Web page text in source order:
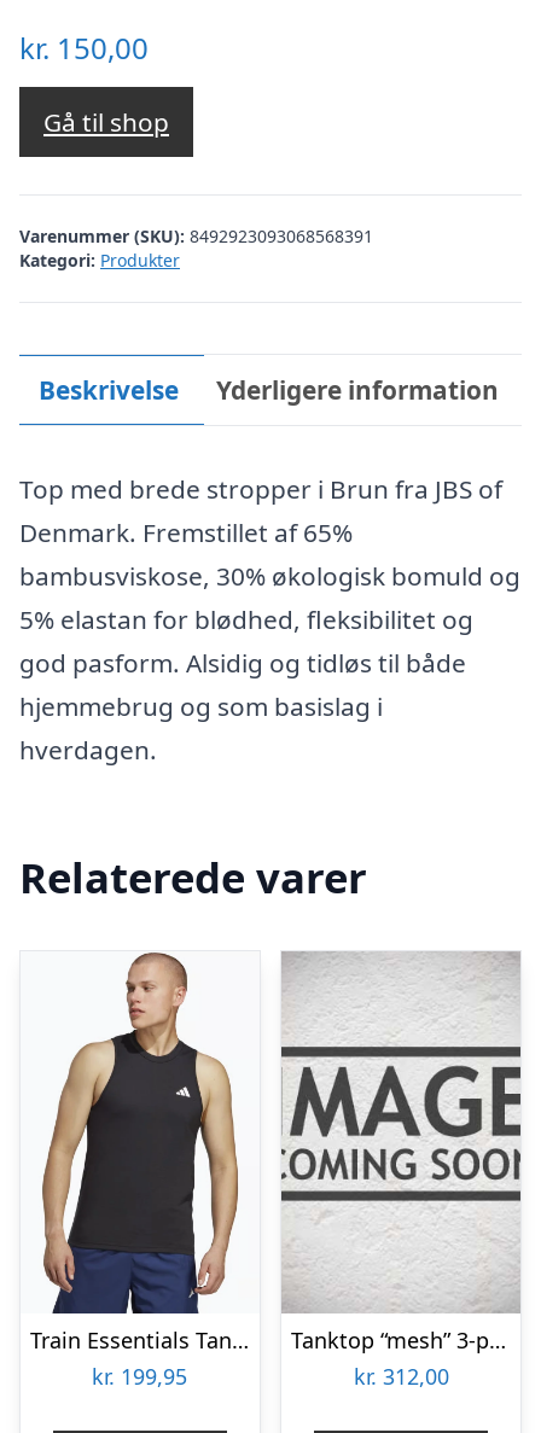
kr. 150,00
Gå til shop
Varenummer (SKU): 8492923093068568391
Kategori: Produkter
Beskrivelse Yderligere information
Top med brede stropper i Brun fra JBS of
Denmark. Fremstillet af 65%
bambusviskose, 30% økologisk bomuld og
5% elastan for blødhed, fleksibilitet og
god pasform. Alsidig og tidløs til både
hjemmebrug og som basislag i
hverdagen.
Relaterede varer
Train Essentials Tanktop
kr. 199,95
Tanktop “mesh” 3-pak | 100% bomuld | Hvid
kr. 312,00